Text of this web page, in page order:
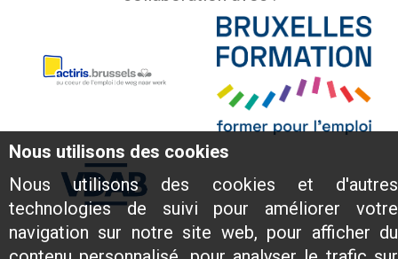
Nous utilisons des cookies
Nous utilisons des cookies et d'autres
technologies de suivi pour améliorer votre
navigation sur notre site web, pour afficher du